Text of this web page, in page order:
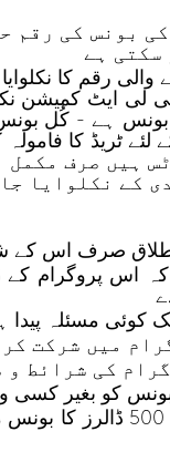
500 ڈآلرز کی
سکتی ہے
رقم کا نکلوایا
ہے - کُل
لاٹس ہیں
کے نکلوایا
کہ اس پروگرام
کوئی مسئلہ
میں شرکت
کی شرائط
کو بغیر کسی
*کمپنی یہ حق